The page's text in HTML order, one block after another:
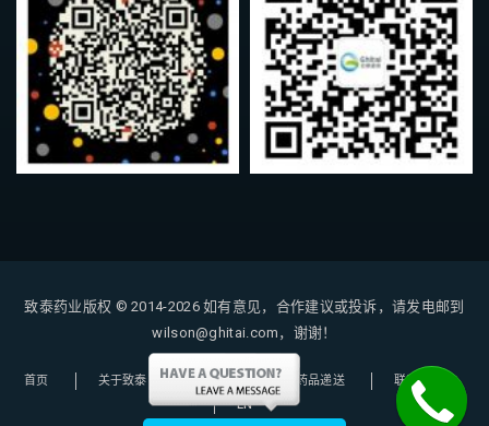
致泰药业版权 © 2014-2026如有意见，合作建议或投诉，请发电邮到
wilson@ghitai.com，谢谢！
首页 关于致泰 购药指南 药品递送
联系我们
EN